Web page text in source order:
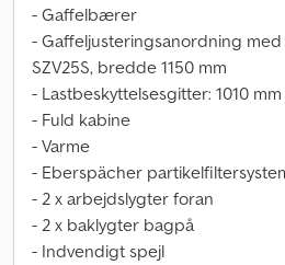
- Gaffelbærer
- Gaffeljusteringsanordning
SZV25S, bredde 1150 mm
- Lastbeskyttelsesgitter: 1010
- Fuld kabine
- Varme
- Eberspächer
- 2 x arbejdslygter foran
- 2 x baklygter bagpå
- Indvendigt spejl